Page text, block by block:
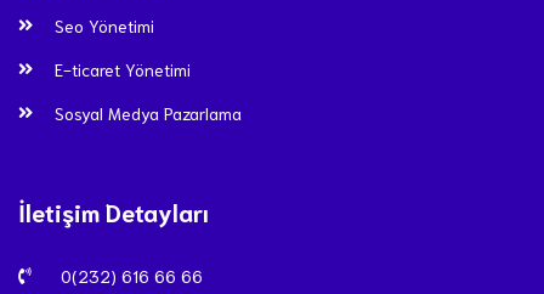
Seo Yönetimi
E-ticaret Yönetimi
Sosyal Medya Pazarlama
İletişim Detayları
0(232) 616 66 66